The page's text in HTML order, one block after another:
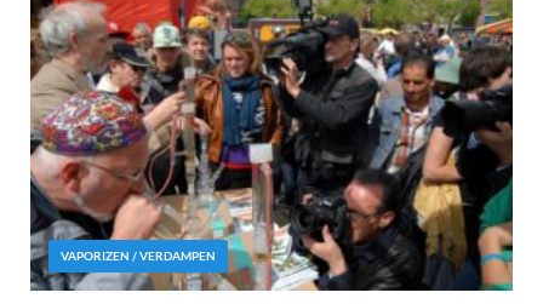
VAPORIZEN / VERDAMPEN